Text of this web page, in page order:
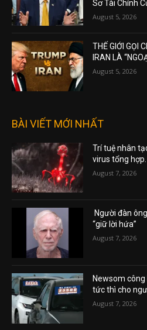
Sơ Tài Chính
August 5, 2026
THẾ GIỚI GỌI
IRAN LÀ
August 5, 2026
BÀI VIẾT MỚI NHẤT
Trí tuệ nhân
virus tổng hợp.
August 7, 2026
Người đàn
“giữ lời hứa”
August 7, 2026
Newsom
tức thì cho
August 7, 2026